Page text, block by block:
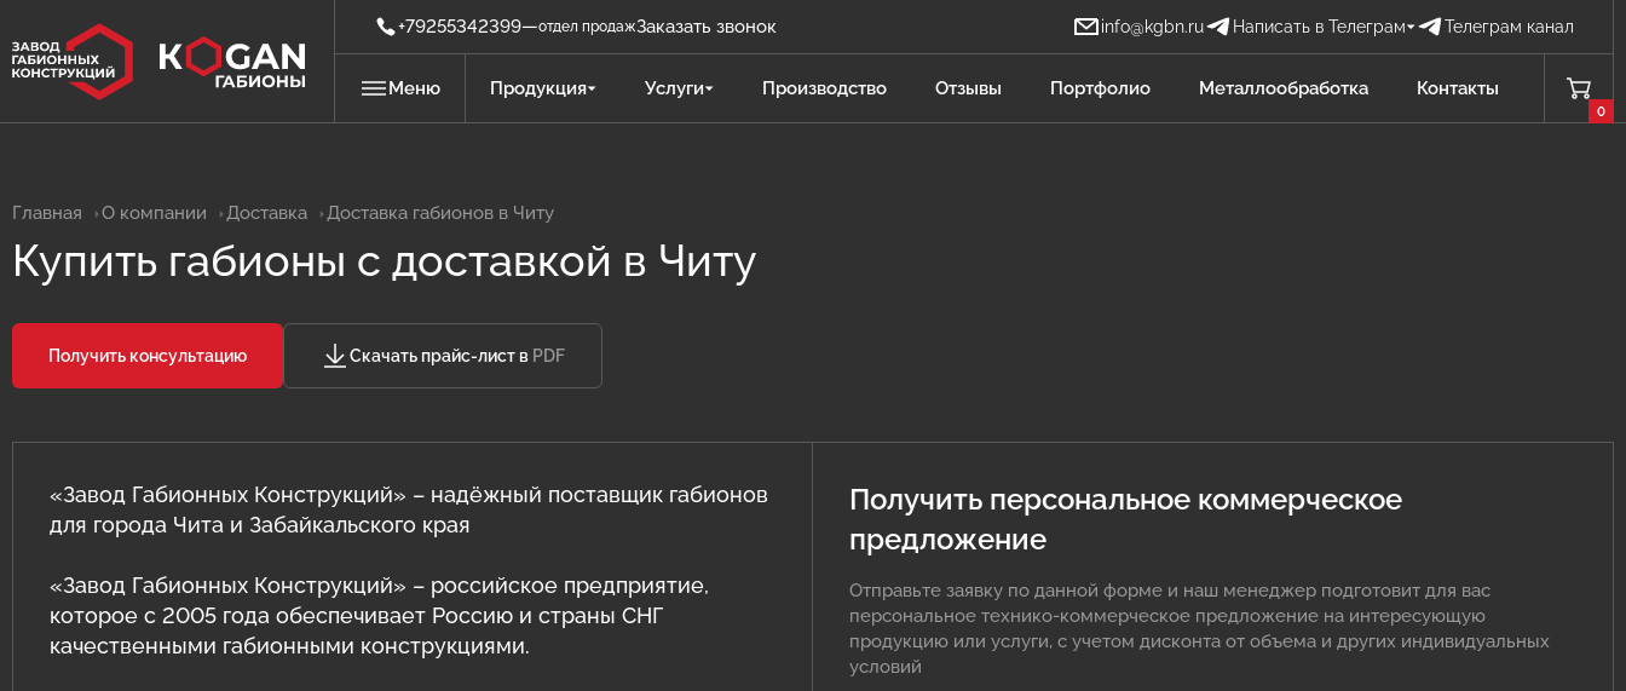
+79255342399—отдел продажЗаказать звонок info@kgbn.ru Написать в Телеграм Телеграм канал
Задать вопрос БН Бова Наталья
Отдел продаж
Меню Продукция
насыпного типа (ГНТ)
Габионы из сварной сетки (сварные
барьеры
сетки
Сетка двойного кручения для
габионов
Услуги
атак БПЛА
Металлообработка по чертежам
заказчика
Проектирование габионных
сооружений
документации
Строительство габионных
сооружений
Геотехнические расчёты
Программный комплекс GEO5
Производство Отзывы Портфолио Металлообработка Контакты
0
Главная О компании Доставка Доставка габионов в Читу
Купить габионы с доставкой в Читу
Получить консультацию Скачать прайс-лист в PDF
«Завод Габионных Конструкций» – надёжный поставщик габионов
для города Чита и Забайкальского края
«Завод Габионных Конструкций» – российское предприятие,
которое с 2005 года обеспечивает Россию и страны СНГ
качественными габионными конструкциями.
Получить персональное коммерческое
предложение
Отправьте заявку по данной форме и наш менеджер подготовит для вас
персональное технико-коммерческое предложение на интересующую
продукцию или услуги, с учетом дисконта от объема и других индивидуальных
условий